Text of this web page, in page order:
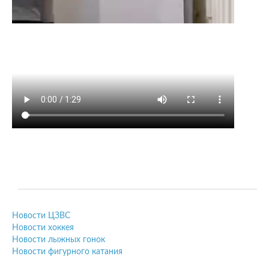
Новости ЦЗВС
Новости хоккея
Новости лыжных гонок
Новости фигурного катания